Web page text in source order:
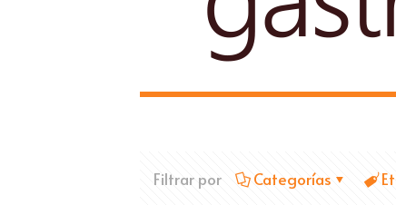
Filtrar por Categorías